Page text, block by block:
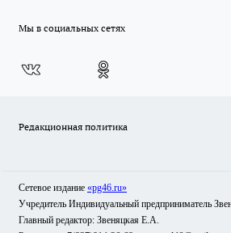
Мы в социальных сетях
Редакционная политика
Сетевое издание «pg46.ru»
Учредитель Индивидуальный предприниматель
Главный редактор: Звеняцкая Е.А.